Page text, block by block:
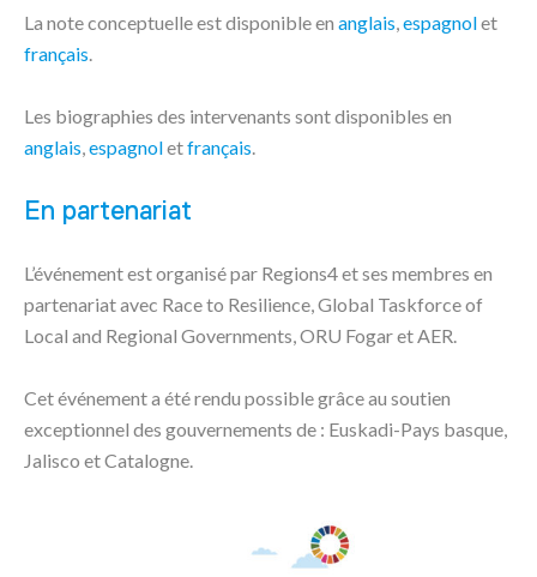
La note conceptuelle est disponible en anglais espagnolet
français
Les biographies des intervenants sont disponibles en
anglais espagnoletfrançais
En partenariat
L’événement est organisé par Regions4 et ses membres en
partenariat avec Race to Resilience, Global Taskforce of
Local and Regional Governments, ORU Fogar et AER.
Cet événement a été rendu possible grâce au soutien
exceptionnel des gouvernements de : Euskadi-Pays basque,
Jalisco et Catalogne.